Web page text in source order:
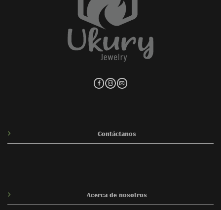
Acerca de nosotros
Contáctanos